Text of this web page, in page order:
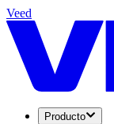
Veed
Producto